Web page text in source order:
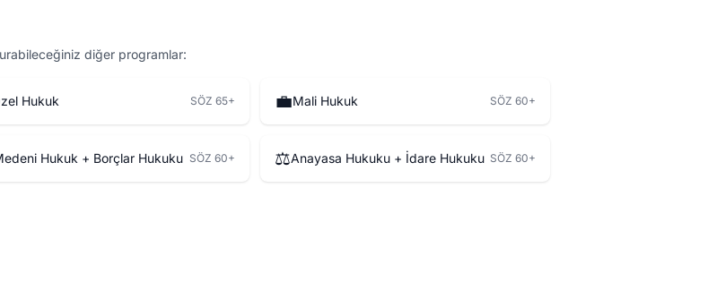
diğer programlar:
Hukuk SÖZ 65+ 💼Mali Hukuk SÖZ 60+
Hukuk + Borçlar Hukuku SÖZ 60+ ⚖️Anayasa Hukuku + İdare Hukuku SÖZ 60+